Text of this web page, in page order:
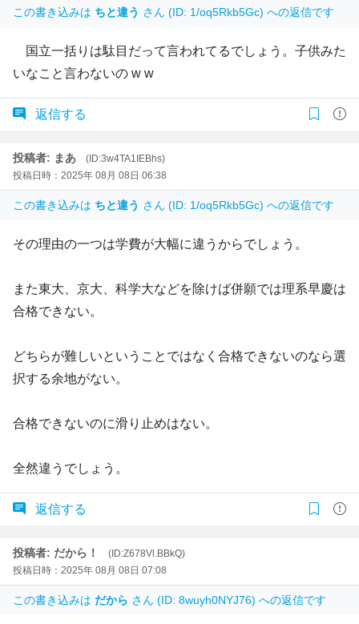
この書き込みは ちと違う さん (ID: 1/oq5Rkb5Gc) への返信です
国立一括りは駄目だって言われてるでしょう。子供みた
いなこと言わないの w w
返信する
投稿者: まあ
(ID:3w4TA1IEBhs)
投稿日時：2025年 08月 08日 06:38
この書き込みは ちと違う さん (ID: 1/oq5Rkb5Gc) への返信です
その理由の一つは学費が大幅に違うからでしょう。
また東大、京大、科学大などを除けば併願では理系早慶は
合格できない。
どちらが難しいということではなく合格できないのなら選
択する余地がない。
合格できないのに滑り止めはない。
全然違うでしょう。
返信する
投稿者: だから！
(ID:Z678Vl.BBkQ)
投稿日時：2025年 08月 08日 07:08
この書き込みは だから さん (ID: 8wuyh0NYJ76) への返信です